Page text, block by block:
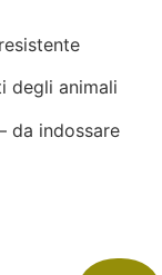
degli animali
da indossare